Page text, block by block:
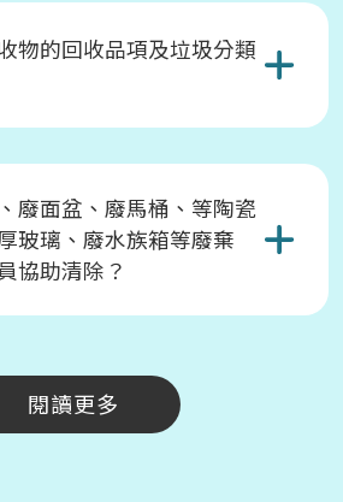
物的回收品項及垃圾分類
廢面盆、廢馬桶、等陶瓷
玻璃、廢水族箱等廢棄
協助清除？
閱讀更多